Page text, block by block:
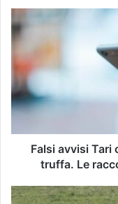
Falsi avvisi Tari
truffa. Le